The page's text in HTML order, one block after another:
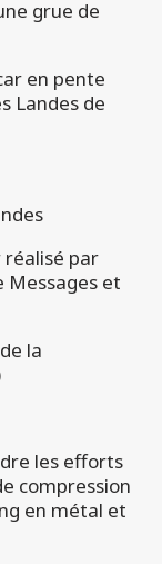
grue de
en pente
Landes de
réalisé par
Messages et
la
les efforts
compression
en métal et